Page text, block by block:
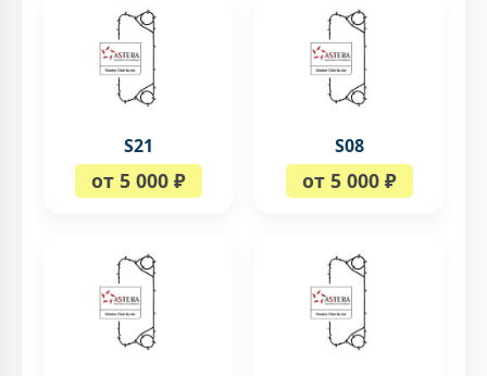
S21
от 5 000 ₽
S08
от 5 000 ₽